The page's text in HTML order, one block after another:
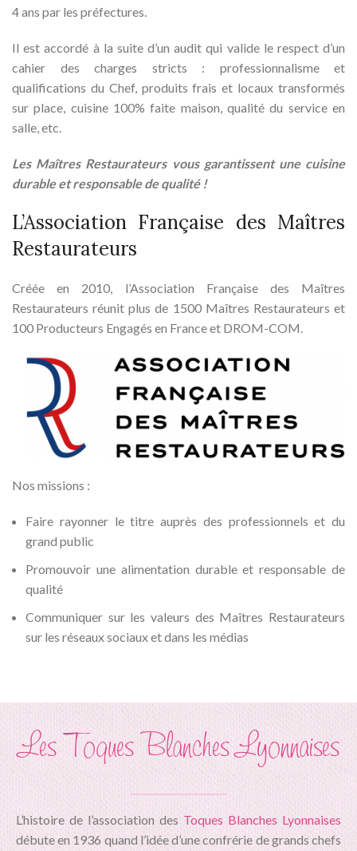
4 ans par les préfectures.
Il est accordé à la suite d’un audit qui valide le respect d’un
cahier des charges stricts : professionnalisme et
qualifications du Chef, produits frais et locaux transformés
sur place, cuisine 100% faite maison, qualité du service en
salle, etc.
Les Maîtres Restaurateurs vous garantissent une cuisine
durable et responsable de qualité !
L’Association Française des Maîtres
Restaurateurs
Créée en 2010, l’Association Française des Maîtres
Restaurateurs réunit plus de 1500 Maîtres Restaurateurs et
100 Producteurs Engagés en France et DROM-COM.
Nos missions :
Faire rayonner le titre auprès des professionnels et du
grand public
Promouvoir une alimentation durable et responsable de
qualité
Communiquer sur les valeurs des Maîtres Restaurateurs
sur les réseaux sociaux et dans les médias
Les Toques Blanches Lyonnaises
L’histoire de l’association des Toques Blanches Lyonnaises
débute en 1936 quand l’idée d’une confrérie de grands chefs